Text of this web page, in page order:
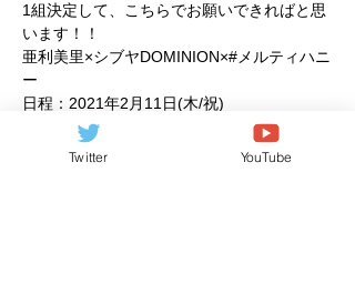
1組決定して、こちらでお願いできればと思
います！！
亜利美里×シブヤDOMINION×#メルティハニ
ー
日程：2021年2月11日(木/祝)
会場：S.U.B TOKYO
料金：前売当日1500円 ※1D別
Twitter YouTube